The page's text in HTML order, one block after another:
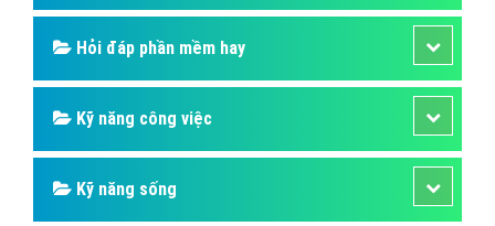
Hỏi đáp phần mềm hay
Kỹ năng công việc
Kỹ năng sống